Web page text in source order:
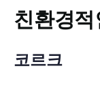
친환경
코르크